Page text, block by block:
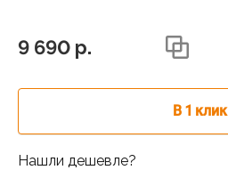
9 690 p.
В 1 клик
Нашли дешевле?
д.12